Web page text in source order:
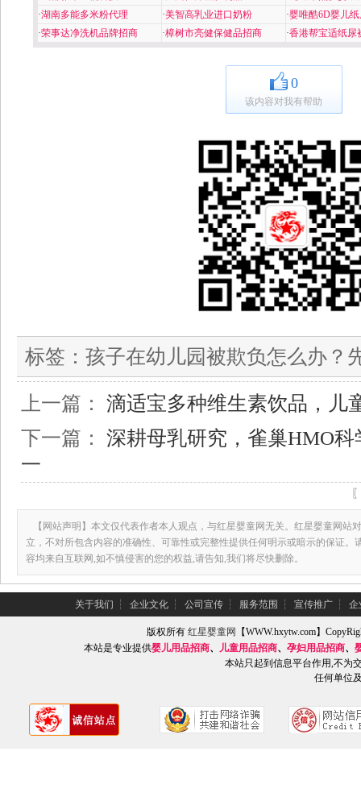
·湖南多能多米粉代理 ·美智高乳业进口奶粉 ·婴唯酷6D婴儿
·荣事达净洗机品牌招商 ·樟树市亮健保健品招商 ·香港帮宝适纸尿
0
该内容对我有帮助
标签： 孩子在幼儿园被欺负怎么办？
上一篇： 滴适宝多种维生素饮品，儿
下一篇： 深耕母乳研究，雀巢HMO
一
【网站声明】本文仅代表作者本人观点，与红星婴童网无关。红星婴童网站
立，不对所包含内容的准确性、可靠性或完整性提供任何明示或暗示的保证。
容均来自互联网,如不慎侵害的您的权益,请告知,我们将尽快删除。
关于我们 ┆ 企业文化 ┆ 公司宣传 ┆ 服务范围 ┆ 宣传推广 ┆ 企
版权所有红星婴童网
【WWW.hxytw.com】
本站是专业提供婴儿用品招商、 儿童用品招商、 孕妇用品招商、
本站只起到信息平台作用,不为
任何单位